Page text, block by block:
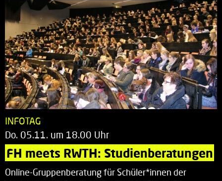
INFOTAG
Do. 05.11. um 18.00 Uhr
FH meets RWTH: Studienberatungen
Online-Gruppenberatung für Schüler*innen der